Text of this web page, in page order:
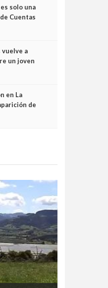
es solo una
Cuentas
que no
vuelve a
un joven
en La
de